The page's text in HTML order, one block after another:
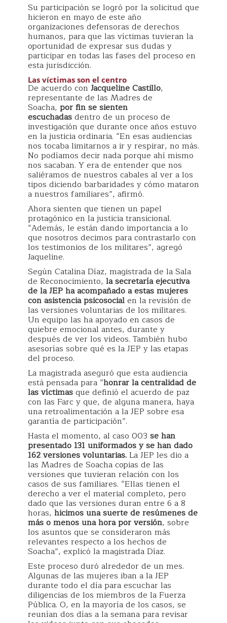
Su participación se logró por la solicitud que
hicieron en mayo de este año
organizaciones defensoras de derechos
humanos, para que las víctimas tuvieran la
oportunidad de expresar sus dudas y
participar en todas las fases del proceso en
esta jurisdicción.
Las víctimas son el centro
De acuerdo con Jacqueline Castillo,
representante de las Madres de
Soacha, por fin se sienten
escuchadasdentro de un proceso de
investigación que durante once años estuvo
en la justicia ordinaria. “En esas audiencias
nos tocaba limitarnos a ir y respirar, no más.
No podíamos decir nada porque ahí mismo
nos sacaban. Y era de entender que nos
saliéramos de nuestros cabales al ver a los
tipos diciendo barbaridades y cómo mataron
a nuestros familiares”, afirmó.
Ahora sienten que tienen un papel
protagónico en la justicia transicional.
“Además, le están dando importancia a lo
que nosotros decimos para contrastarlo con
los testimonios de los militares”, agregó
Jaqueline.
Según Catalina Díaz, magistrada de la Sala
de Reconocimiento, la secretaría ejecutiva
de la JEP ha acompañado a estas mujeres
con asistencia psicosocialen la revisión de
las versiones voluntarias de los militares.
Un equipo las ha apoyado en casos de
quiebre emocional antes, durante y
después de ver los videos. También hubo
asesorías sobre qué es la JEP y las etapas
del proceso.
La magistrada aseguró que esta audiencia
está pensada para “honrar la centralidad de
las víctimasque definió el acuerdo de paz
con las Farc y que, de alguna manera, haya
una retroalimentación a la JEP sobre esa
garantía de participación”.
Hasta el momento, al caso 003 se han
presentado 131 uniformados y se han dado
162 versiones voluntarias.La JEP les dio a
las Madres de Soacha copias de las
versiones que tuvieran relación con los
casos de sus familiares. “Ellas tienen el
derecho a ver el material completo, pero
dado que las versiones duran entre 6 a 8
horas, hicimos una suerte de resúmenes de
más o menos una hora por versión, sobre
los asuntos que se consideraron más
relevantes respecto a los hechos de
Soacha”, explicó la magistrada Díaz.
Este proceso duró alrededor de un mes.
Algunas de las mujeres iban a la JEP
durante todo el día para escuchar las
diligencias de los miembros de la Fuerza
Pública. O, en la mayoría de los casos, se
reunían dos días a la semana para revisar